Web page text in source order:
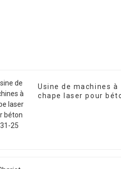
Usine de machines à
chape laser pour